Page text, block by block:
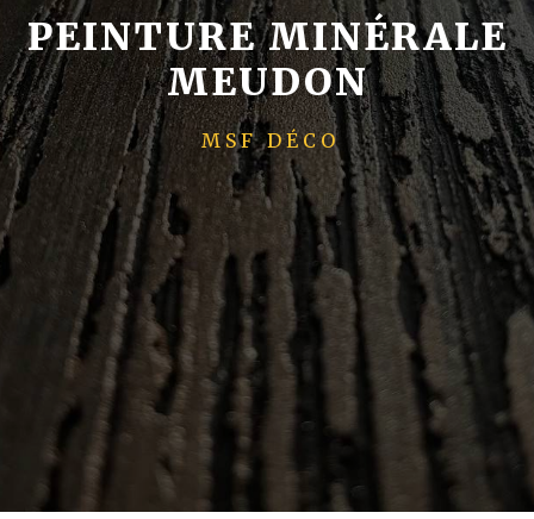
PEINTURE MINÉRALE
MEUDON
MSF DÉCO